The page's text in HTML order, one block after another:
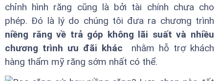
chỉnh hình răng cũng là bởi tài chính chưa cho
phép. Đó là lý do chúng tôi đưa ra chương trình
niềng răng về trả góp không lãi suất và nhiều
chương trình ưu đãi khác nhằm hỗ trợ khách
hàng thẩm mỹ răng sớm nhất có thể.